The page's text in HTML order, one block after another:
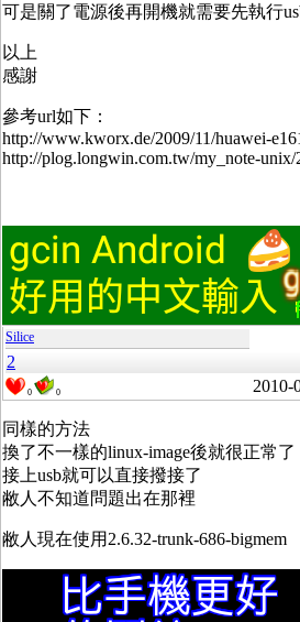
可是關了電源後再開機就需要先執行
以上
感謝
參考url如下：
http://www.kworx.de/2009/11/huawei-
http://plog.longwin.com.tw/my_note-
Silice
2
0 0 2010-
同樣的方法
換了不一樣的linux-image後就很正常了
接上usb就可以直接撥接了
敝人不知道問題出在那裡
敝人現在使用2.6.32-trunk-686-bigmem